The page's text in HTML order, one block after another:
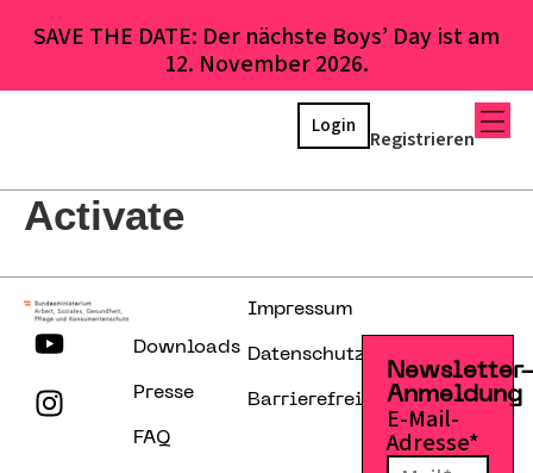
SAVE THE DATE: Der nächste Boys’ Day ist am
12. November 2026.
Registrieren
Login
Activate
Downloads
Presse
FAQ
Impressum
Datenschutzerklärung
Barrierefreiheitserklärung
Anmeldung
E-Mail-
Adresse*